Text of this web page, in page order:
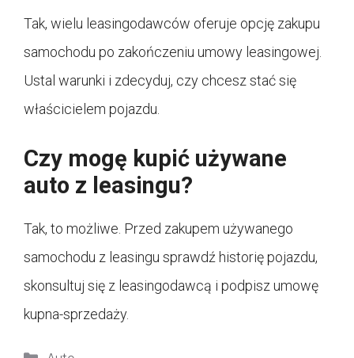
Tak, wielu leasingodawców oferuje opcję zakupu
samochodu po zakończeniu umowy leasingowej.
Ustal warunki i zdecyduj, czy chcesz stać się
właścicielem pojazdu.
Czy mogę kupić używane
auto z leasingu?
Tak, to możliwe. Przed zakupem używanego
samochodu z leasingu sprawdź historię pojazdu,
skonsultuj się z leasingodawcą i podpisz umowę
kupna-sprzedaży.